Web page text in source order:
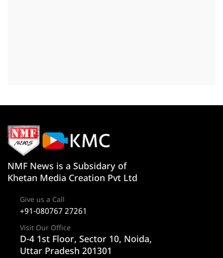
NMF News is a Subsidary of
Khetan Media Creation Pvt Ltd
Give us a Call
+91-080767 27261
Visit Our Office
D-4 1st Floor, Sector 10, Noida,
Uttar Pradesh 201301